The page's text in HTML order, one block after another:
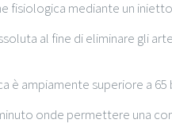
fisiologica mediante un
al fine di eliminare gli
è ampiamente superiore a
onde permettere una